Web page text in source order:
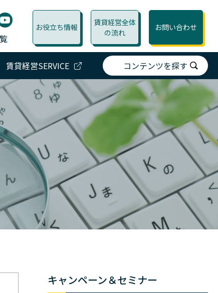
お役立ち情報
賃貸経営全体
の流れ
お問い合わせ
賃貸経営SERVICE コンテンツを探す
キャンペーン＆セミナー